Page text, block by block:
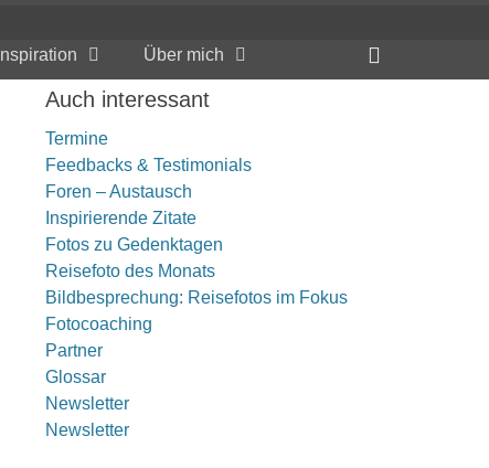
Inspiration Über mich
Toggle
Auch interessant
Termine
Feedbacks & Testimonials
Foren – Austausch
Inspirierende Zitate
Fotos zu Gedenktagen
Reisefoto des Monats
Bildbesprechung: Reisefotos im Fokus
Fotocoaching
Partner
Glossar
Newsletter
Newsletter